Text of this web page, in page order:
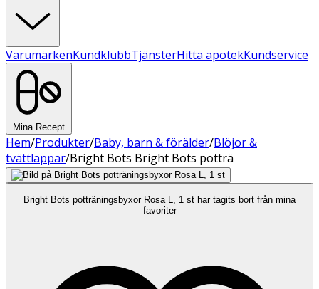
VarumärkenKundklubbTjänsterHitta apotekKundservice
Mina Recept
Hem/Produkter/Baby, barn & förälder/Blöjor &
tvättlappar/Bright Bots Bright Bots potträ
Bright Bots potträningsbyxor Rosa L, 1 st har tagits bort från mina
favoriter